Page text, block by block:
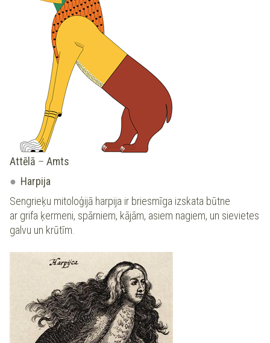
Attēlā – Amts
Harpija
Sengrieķu mitoloģijā harpija ir briesmīga izskata būtne
ar grifa ķermeni, spārniem, kājām, asiem nagiem, un sievietes
galvu un krūtīm.